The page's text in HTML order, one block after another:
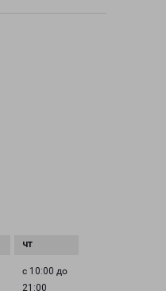
с 10:00 до
21:00